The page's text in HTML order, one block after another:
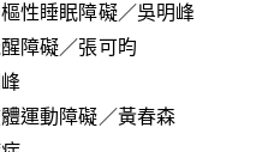
性睡眠障礙／吳明峰
障礙／張可昀
運動障礙／黃春森